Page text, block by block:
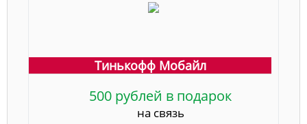
Тинькофф Мобайл
500 рублей в подарок
на связь